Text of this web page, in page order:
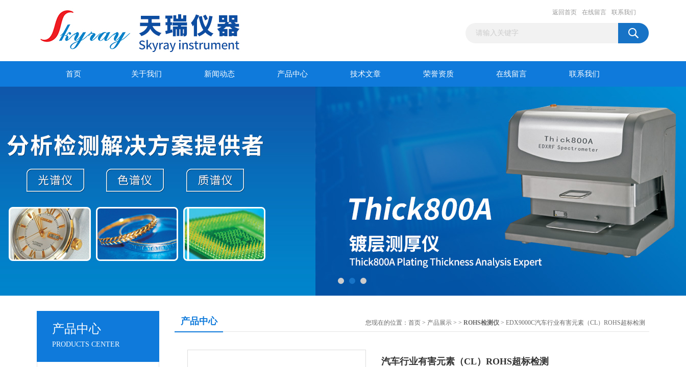
返回首页 在线留言 联系我们
首页 关于我们 新闻动态 产品中心 技术文章 荣誉资质 在线留言 联系我们
产品中心
PRODUCTS CENTER
产品中心 您现在的位置： 首页 > 产品展示 > > ROHS检测仪 > EDX9000C汽车行业有害元素（CL）ROHS超标检测
汽车行业有害元素（CL）ROHS超标检测